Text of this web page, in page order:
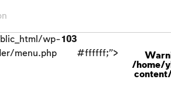
wp-
menu.php
103
#ffffff;">
/home/